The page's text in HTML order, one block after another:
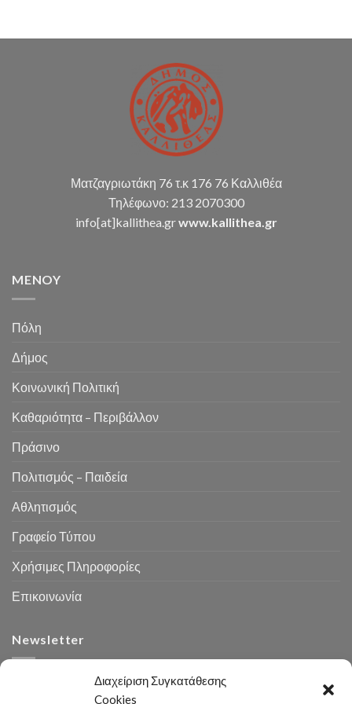
Διαχείριση Συγκατάθεσης
Cookies
σύνταξη
καταστάσεων
κ.α.)
Ματζαγριωτάκη 76 τ.κ 176 76 Καλλιθέα
Τηλέφωνο: 213 2070300
info[at]kallithea.grwww.kallithea.gr
MENOY
Πόλη
Δήμος
Κοινωνική Πολιτική
Καθαριότητα – Περιβάλλον
Πράσινο
Πολιτισμός – Παιδεία
Αθλητισμός
Γραφείο Τύπου
Χρήσιμες Πληροφορίες
Επικοινωνία
Newsletter